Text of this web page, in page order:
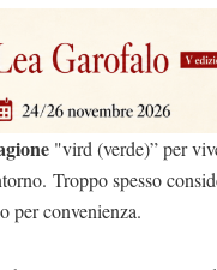
"vird (verde)” per
Troppo spesso
per convenienza.